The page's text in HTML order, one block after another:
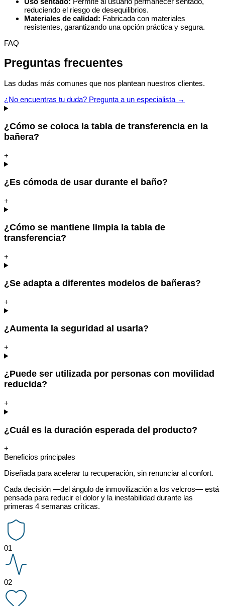
reduciendo el riesgo de desequilibrios.
Materiales de calidad: Fabricada con materiales
resistentes, garantizando una opción práctica y segura.
FAQ
Preguntas frecuentes
Las dudas más comunes que nos plantean nuestros clientes.
¿No encuentras tu duda? Pregunta a un especialista →
¿Cómo se coloca la tabla de transferencia en la
bañera?
+
¿Es cómoda de usar durante el baño?
+
¿Cómo se mantiene limpia la tabla de
transferencia?
+
¿Se adapta a diferentes modelos de bañeras?
+
¿Aumenta la seguridad al usarla?
+
¿Puede ser utilizada por personas con movilidad
reducida?
+
¿Cuál es la duración esperada del producto?
+
Beneficios principales
Diseñada para acelerar tu recuperación, sin renunciar al confort.
Cada decisión —del ángulo de inmovilización a los velcros— está
pensada para reducir el dolor y la inestabilidad durante las
primeras 4 semanas críticas.
01
02